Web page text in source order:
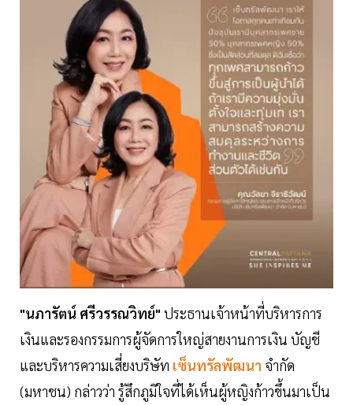
"นภารัตน์ ศรีวรรณวิทย์" ประธานเจ้าหน้าที่บริหารการ
เงินและรองกรรมการผู้จัดการใหญ่สายงานการเงิน บัญชี
และบริหารความเสี่ยงบริษัท เซ็นทรัลพัฒนา จำกัด
(มหาชน) กล่าวว่า รู้สึกภูมิใจที่ได้เห็นผู้หญิงก้าวขึ้นมาเป็น